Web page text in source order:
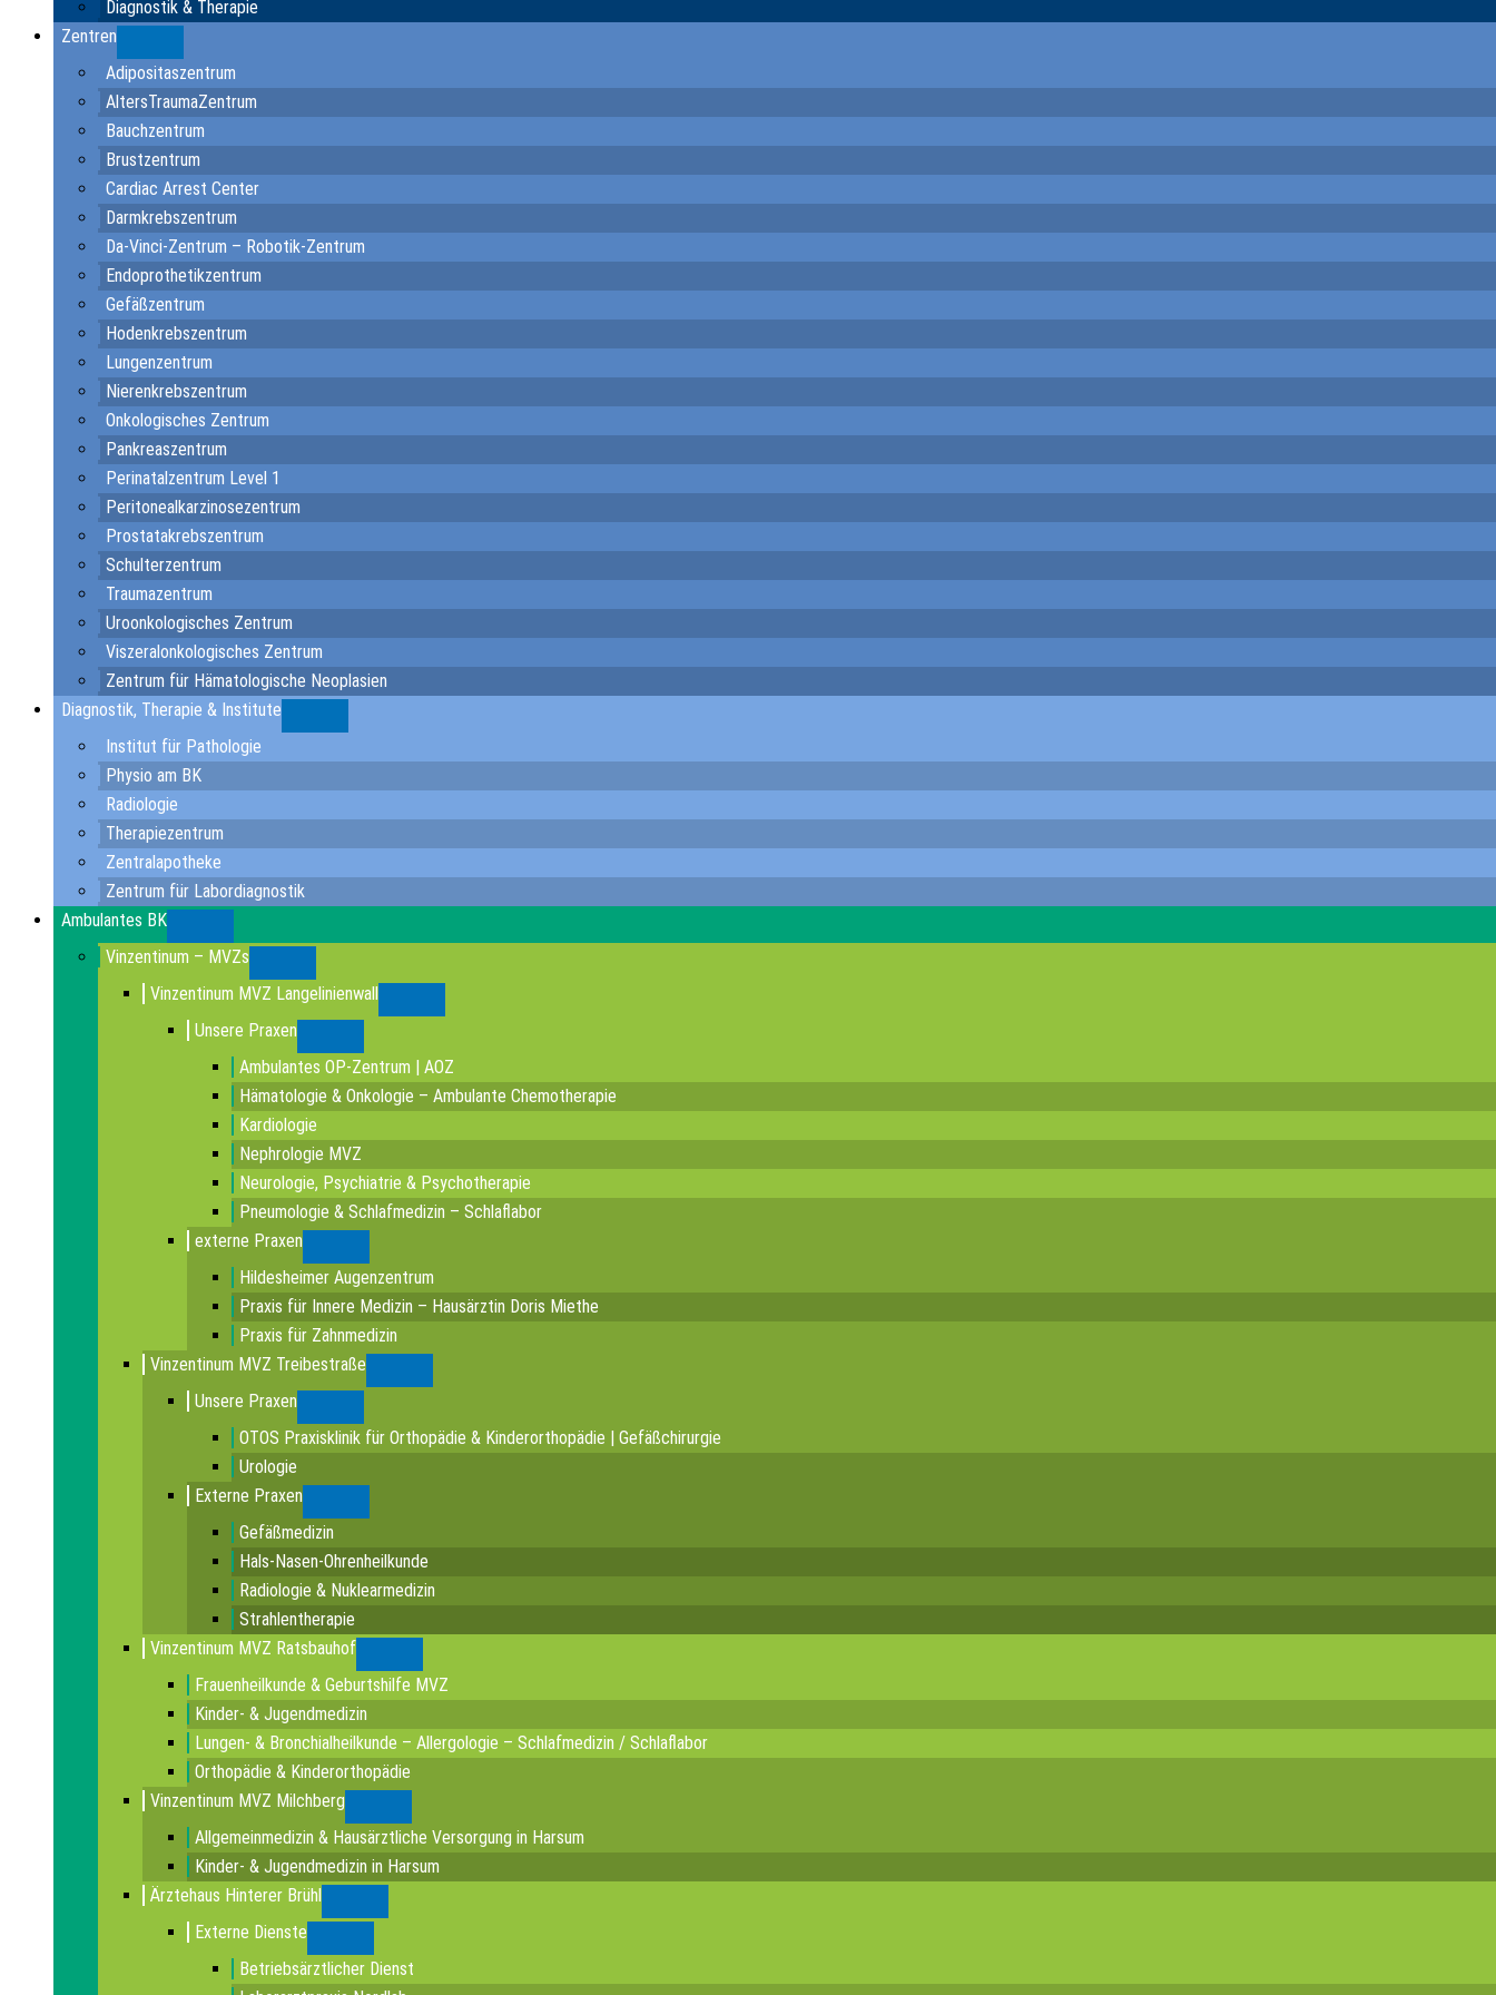
Diagnostik & Therapie
Zentren
Adipositaszentrum
AltersTraumaZentrum
Bauchzentrum
Brustzentrum
Cardiac Arrest Center
Darmkrebszentrum
Da-Vinci-Zentrum – Robotik-Zentrum
Endoprothetikzentrum
Gefäßzentrum
Hodenkrebszentrum
Lungenzentrum
Nierenkrebszentrum
Onkologisches Zentrum
Pankreaszentrum
Perinatalzentrum Level 1
Peritonealkarzinosezentrum
Prostatakrebszentrum
Schulterzentrum
Traumazentrum
Uroonkologisches Zentrum
Viszeralonkologisches Zentrum
Zentrum für Hämatologische Neoplasien
Diagnostik, Therapie & Institute
Institut für Pathologie
Physio am BK
Radiologie
Therapiezentrum
Zentralapotheke
Zentrum für Labordiagnostik
Ambulantes BK
Vinzentinum – MVZs
Vinzentinum MVZ Langelinienwall
Unsere Praxen
Ambulantes OP-Zentrum | AOZ
Hämatologie & Onkologie – Ambulante Chemotherapie
Kardiologie
Nephrologie MVZ
Neurologie, Psychiatrie & Psychotherapie
Pneumologie & Schlafmedizin – Schlaflabor
externe Praxen
Hildesheimer Augenzentrum
Praxis für Innere Medizin – Hausärztin Doris Miethe
Praxis für Zahnmedizin
Vinzentinum MVZ Treibestraße
Unsere Praxen
OTOS Praxisklinik für Orthopädie & Kinderorthopädie | Gefäßchirurgie
Urologie
Externe Praxen
Gefäßmedizin
Hals-Nasen-Ohrenheilkunde
Radiologie & Nuklearmedizin
Strahlentherapie
Vinzentinum MVZ Ratsbauhof
Frauenheilkunde & Geburtshilfe MVZ
Kinder- & Jugendmedizin
Lungen- & Bronchialheilkunde – Allergologie – Schlafmedizin / Schlaflabor
Orthopädie & Kinderorthopädie
Vinzentinum MVZ Milchberg
Allgemeinmedizin & Hausärztliche Versorgung in Harsum
Kinder- & Jugendmedizin in Harsum
Ärztehaus Hinterer Brühl
Externe Dienste
Betriebsärztlicher Dienst